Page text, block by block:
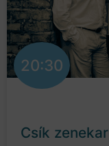
20:30
Csík zenekar